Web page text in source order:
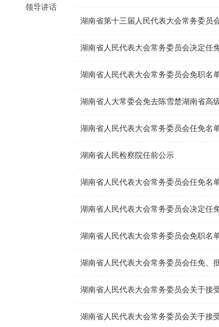
领导讲话
湖南省第十三届人民代表大会常务委员
湖南省人民代表大会常务委员会决定任
湖南省人民代表大会常务委员会免职名
湖南省人大常委会免去陈雪楚湖南省高
湖南省人民代表大会常务委员会任免名
湖南省人民检察院任前公示
湖南省人民代表大会常务委员会任免名
湖南省人民代表大会常务委员会决定任
湖南省人民代表大会常务委员会免职名
湖南省人民代表大会常务委员会任免、